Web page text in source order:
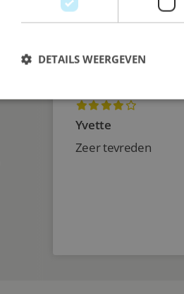
Yvette
Zeer tevreden
DETAILS WEERGEVEN